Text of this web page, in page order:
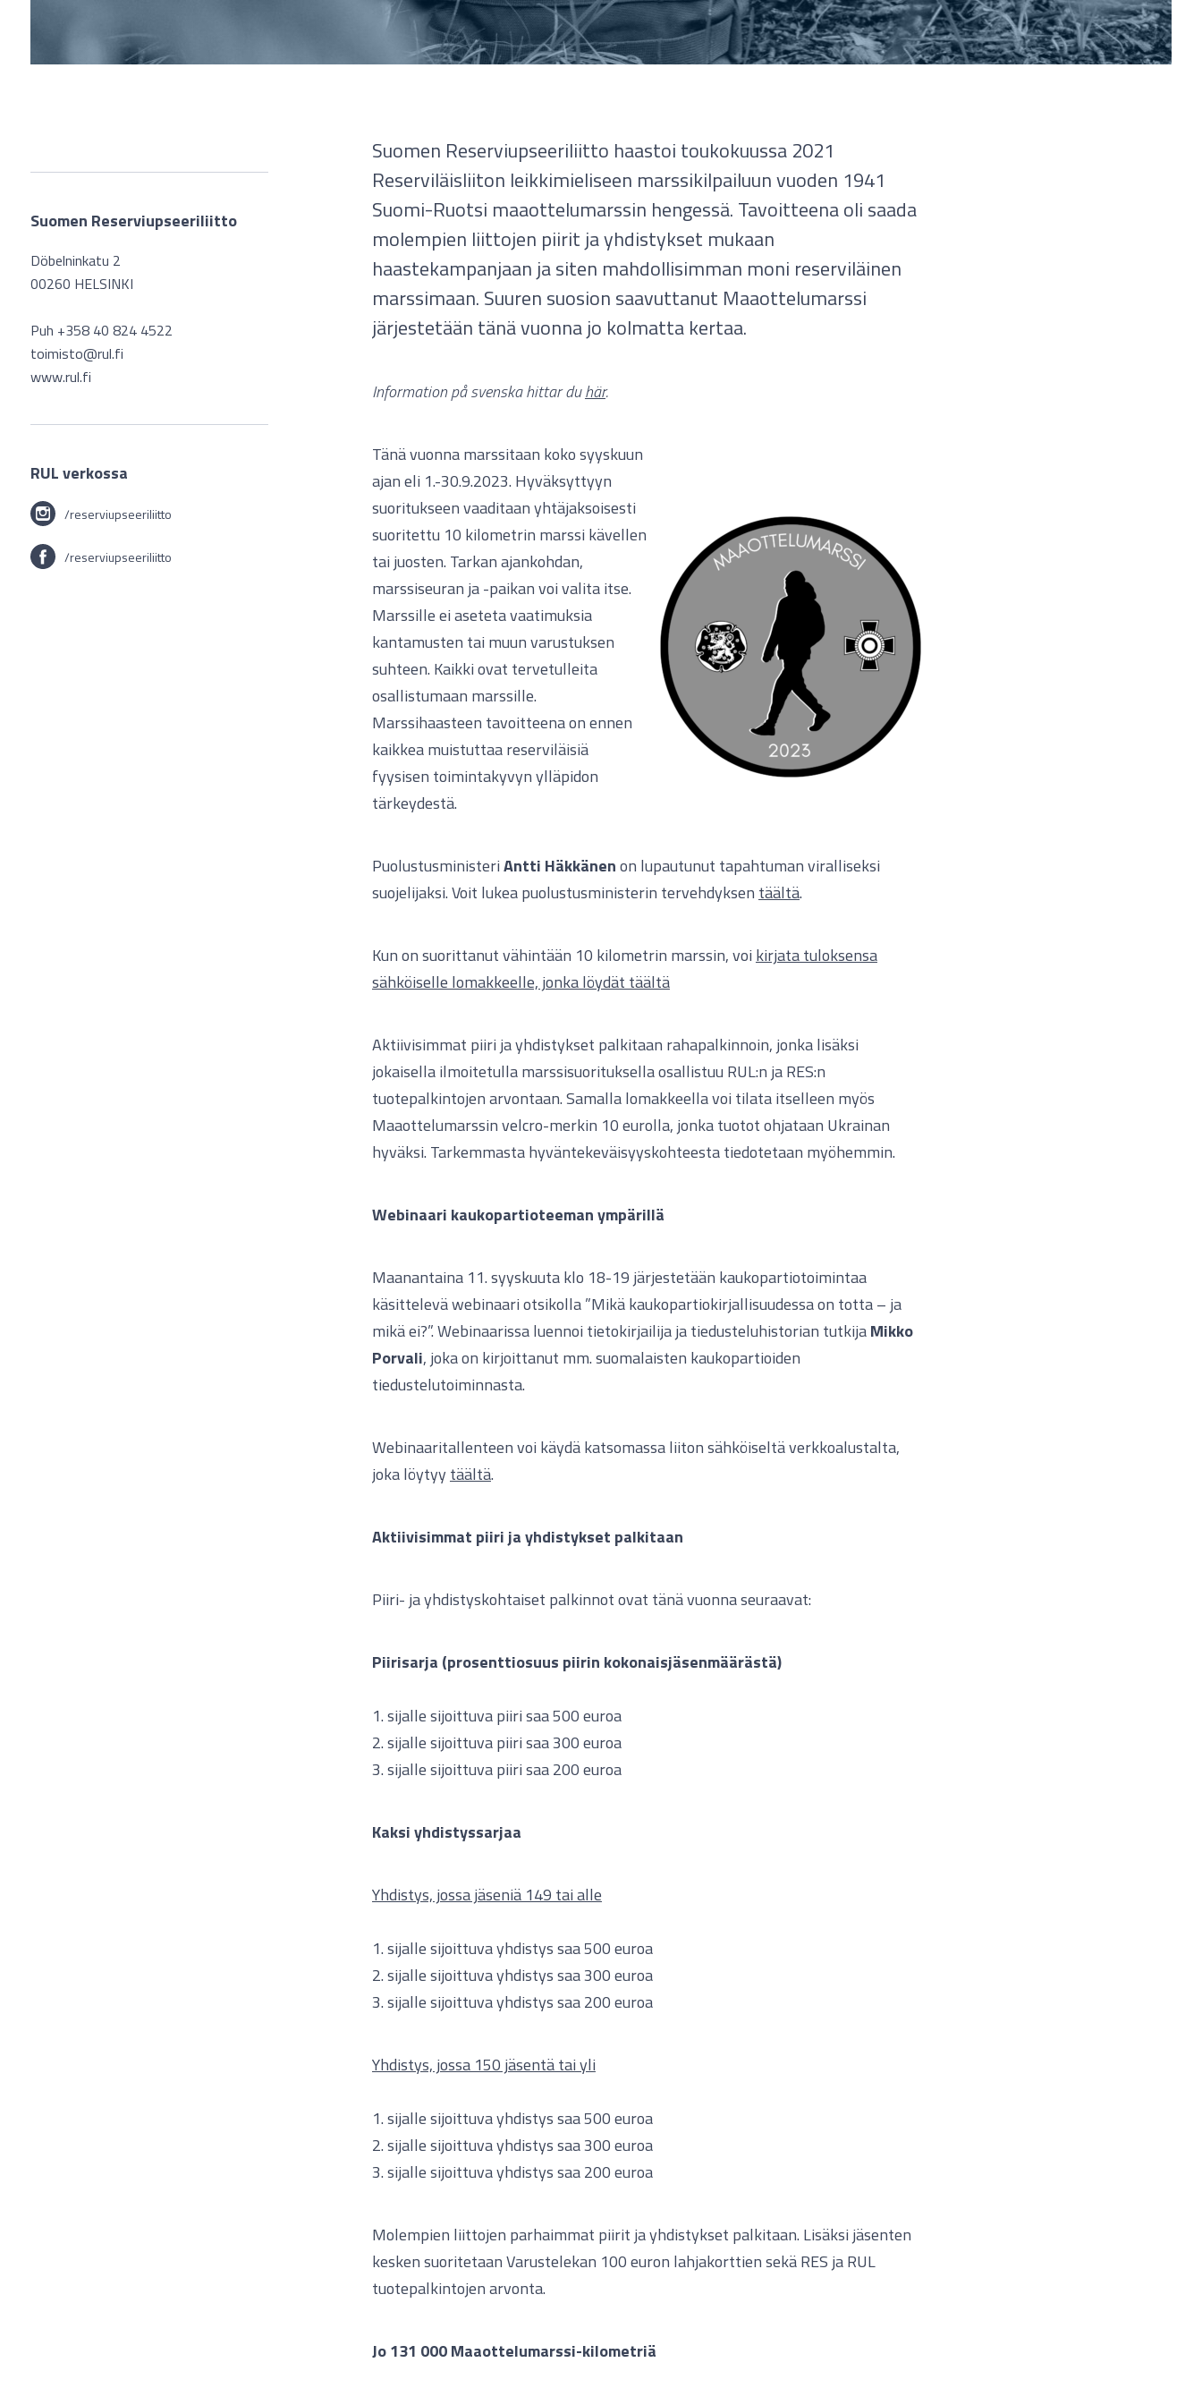
Suomen Reserviupseeriliitto
Döbelninkatu 2
00260 HELSINKI
Puh +358 40 824 4522
toimisto@rul.fi
www.rul.fi
RUL verkossa
/reserviupseeriliitto
/reserviupseeriliitto
Suomen Reserviupseeriliitto haastoi toukokuussa 2021
Reserviläisliiton leikkimieliseen marssikilpailuun vuoden 1941
Suomi-Ruotsi maaottelumarssin hengessä. Tavoitteena oli saada
molempien liittojen piirit ja yhdistykset mukaan
haastekampanjaan ja siten mahdollisimman moni reserviläinen
marssimaan. Suuren suosion saavuttanut Maaottelumarssi
järjestetään tänä vuonna jo kolmatta kertaa.
Information på svenska hittar duhär.
Tänä vuonna marssitaan koko syyskuun
ajan eli 1.-30.9.2023. Hyväksyttyyn
suoritukseen vaaditaan yhtäjaksoisesti
suoritettu 10 kilometrin marssi kävellen
tai juosten. Tarkan ajankohdan,
marssiseuran ja -paikan voi valita itse.
Marssille ei aseteta vaatimuksia
kantamusten tai muun varustuksen
suhteen. Kaikki ovat tervetulleita
osallistumaan marssille.
Marssihaasteen tavoitteena on ennen
kaikkea muistuttaa reserviläisiä
fyysisen toimintakyvyn ylläpidon
tärkeydestä.
PuolustusministeriAntti Häkkänenon lupautunut tapahtuman viralliseksi
suojelijaksi. Voit lukea puolustusministerin tervehdyksen täältä.
Kun on suorittanut vähintään 10 kilometrin marssin, voi kirjata tuloksensa
sähköiselle lomakkeelle, jonka löydät täältä
Aktiivisimmat piiri ja yhdistykset palkitaan rahapalkinnoin, jonka lisäksi
jokaisella ilmoitetulla marssisuorituksella osallistuu RUL:n ja RES:n
tuotepalkintojen arvontaan. Samalla lomakkeella voi tilata itselleen myös
Maaottelumarssin velcro-merkin 10 eurolla, jonka tuotot ohjataan Ukrainan
hyväksi. Tarkemmasta hyväntekeväisyyskohteesta tiedotetaan myöhemmin.
Webinaari kaukopartioteeman ympärillä
Maanantaina 11. syyskuuta klo 18-19 järjestetään kaukopartiotoimintaa
käsittelevä webinaari otsikolla ”Mikä kaukopartiokirjallisuudessa on totta – ja
mikä ei?”. Webinaarissa luennoi tietokirjailija ja tiedusteluhistorian tutkijaMikko
Porvali, joka on kirjoittanut mm. suomalaisten kaukopartioiden
tiedustelutoiminnasta.
Webinaaritallenteen voi käydä katsomassa liiton sähköiseltä verkkoalustalta,
joka löytyy täältä.
Aktiivisimmat piiri ja yhdistykset palkitaan
Piiri- ja yhdistyskohtaiset palkinnot ovat tänä vuonna seuraavat:
Piirisarja (prosenttiosuus piirin kokonaisjäsenmäärästä)
1. sijalle sijoittuva piiri saa 500 euroa
2. sijalle sijoittuva piiri saa 300 euroa
3. sijalle sijoittuva piiri saa 200 euroa
Kaksi yhdistyssarjaa
Yhdistys, jossa jäseniä 149 tai alle
1. sijalle sijoittuva yhdistys saa 500 euroa
2. sijalle sijoittuva yhdistys saa 300 euroa
3. sijalle sijoittuva yhdistys saa 200 euroa
Yhdistys, jossa 150 jäsentä tai yli
1. sijalle sijoittuva yhdistys saa 500 euroa
2. sijalle sijoittuva yhdistys saa 300 euroa
3. sijalle sijoittuva yhdistys saa 200 euroa
Molempien liittojen parhaimmat piirit ja yhdistykset palkitaan. Lisäksi jäsenten
kesken suoritetaan Varustelekan 100 euron lahjakorttien sekä RES ja RUL
tuotepalkintojen arvonta.
Jo 131 000 Maaottelumarssi-kilometriä